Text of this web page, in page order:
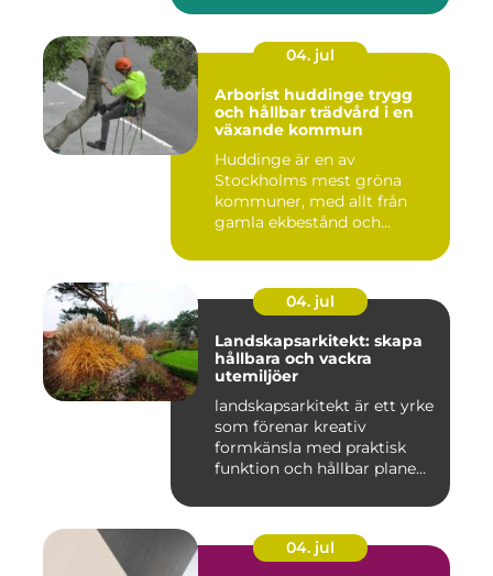
04. jul
Arborist huddinge trygg
och hållbar trädvård i en
växande kommun
Huddinge är en av
Stockholms mest gröna
kommuner, med allt från
gamla ekbestånd och
04. jul
Landskapsarkitekt: skapa
hållbara och vackra
utemiljöer
landskapsarkitekt är ett yrke
som förenar kreativ
formkänsla med praktisk
funktion och hållbar plane...
04. jul